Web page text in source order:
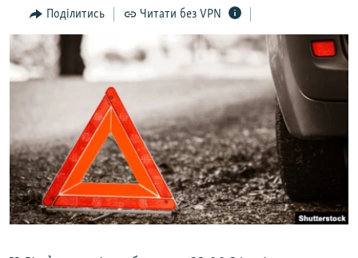
Перейти
до
пошуку
ПОГЛЯД
ІНТЕРВ'Ю
ВСЕ ЗА ДЕНЬ
СПЕЦПРОЕКТИ
ДЕПОРТАЦІЯ
ВІДЕОУРОКИ «ELIFBE»
СВІДЧЕННЯ ОКУПАЦІЇ
УКРАЇНСЬКА ПРОБЛЕМА КРИМУ
ЯК ОБІЙТИ БЛОКУВАННЯ
Русский
Qırımtatar
Поділитись Читати без VPN